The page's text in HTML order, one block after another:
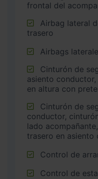
frontal del
trasero
Airbags
asiento
en altura con
conductor,
lado
trasero en asiento
Control de
Control de